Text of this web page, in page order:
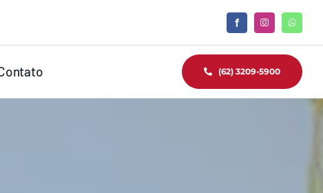
(62) 3209-5900